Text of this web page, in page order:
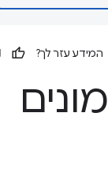
המידע עזר לך?